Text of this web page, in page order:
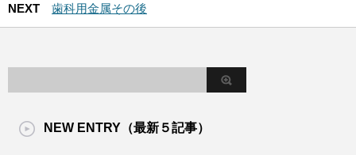
NEXT
歯科用金属その後
NEW ENTRY（最新５記事）